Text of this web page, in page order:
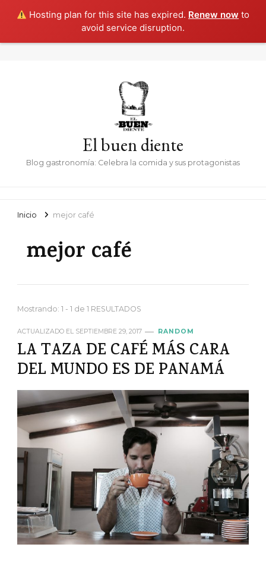
Hosting plan for this site has expired. Renew now to
avoid service disruption.
El buen diente
Blog gastronomía: Celebra la comida y sus protagonistas
Inicio mejor café
mejor café
Mostrando: 1 - 1 de 1 RESULTADOS
ACTUALIZADO EL SEPTIEMBRE 29, 2017 RANDOM
LA TAZA DE CAFÉ MÁS CARA
DEL MUNDO ES DE PANAMÁ